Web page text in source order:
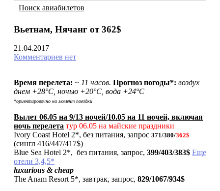
Поиск авиабилетов
Вьетнам, Нячанг от 362$
21.04.2017
Комментариев нет
Время перелета: ~ 11 часов. Прогноз погоды*: воздух
днем +28°С, ночью +20°С, вода +24°С
*ориентировочно на момент поездки
Вылет 06.05 на 9/13 ночей/10.05 на 11 ночей, включая
ночь перелета тур 06.05 на майские праздники
Ivory Coast Hotel 2*, без питания, запрос 371/380/362$
(сингл 416/447/417$)
Blue Sea Hotel 2*, без питания, запрос, 399/403/383$ Еще
отели 3,4,5*
luxurious & cheap
The Anam Resort 5*, завтрак, запрос, 829/1067/934$